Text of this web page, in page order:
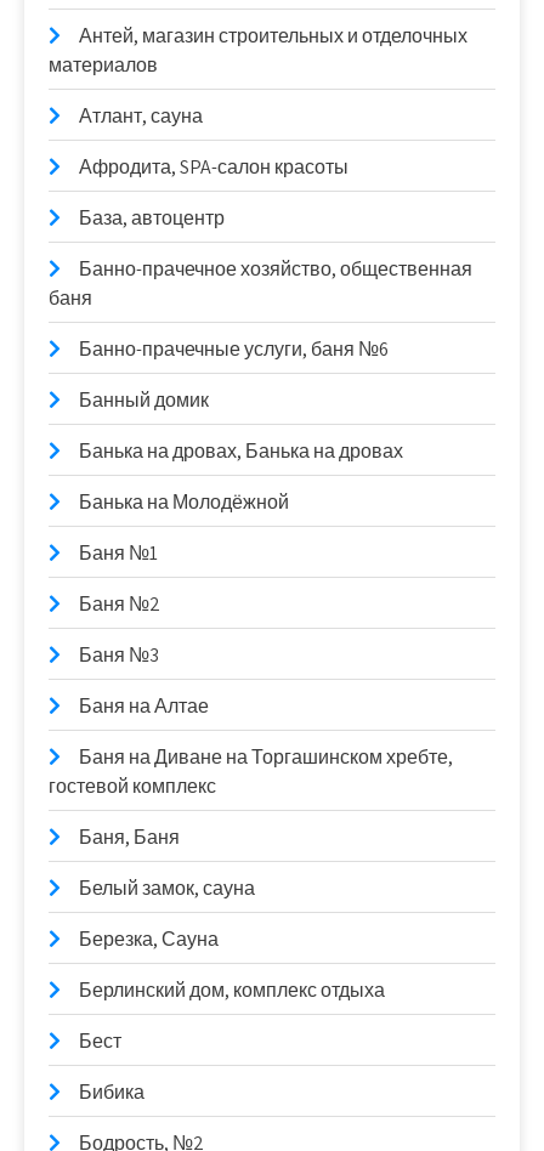
Антей, магазин строительных и отделочных
материалов
Атлант, сауна
Афродита, SPA-салон красоты
База, автоцентр
Банно-прачечное хозяйство, общественная
баня
Банно-прачечные услуги, баня №6
Банный домик
Банька на дровах, Банька на дровах
Банька на Молодёжной
Баня №1
Баня №2
Баня №3
Баня на Алтае
Баня на Диване на Торгашинском хребте,
гостевой комплекс
Баня, Баня
Белый замок, сауна
Березка, Сауна
Берлинский дом, комплекс отдыха
Бест
Бибика
Бодрость, №2